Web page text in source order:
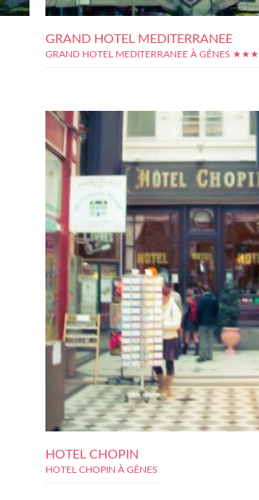
GRAND HOTEL MEDITERRANEE
GRAND HOTEL MEDITERRANEE À GÊNES ★★★
HOTEL CHOPIN
HOTEL CHOPIN À GÊNES